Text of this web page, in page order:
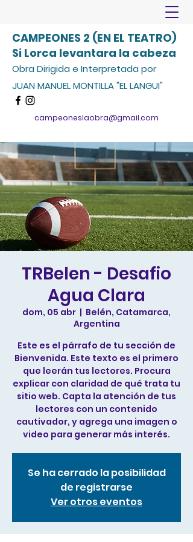
CAMPEONES 2 (EN EL TEATRO)
Si Lorca levantara la cabeza
Obra Dirigida e Interpretada por
JUAN MANUEL MONTILLA "EL LANGUI"
campeoneslaobra@gmail.com
TRBelen - Desafio
Agua Clara
dom, 05 abr
  |
Belén, Catamarca,
Argentina
Este es el párrafo de tu sección de
Bienvenida. Este texto es el primero
que leerán tus lectores. Procura
explicar con claridad de qué trata tu
sitio web. Capta la atención de tus
lectores con un contenido
cautivador, y agrega una imagen o
video para generar más interés.
Se ha cerrado la posibilidad
de registrarse
Ver otros eventos